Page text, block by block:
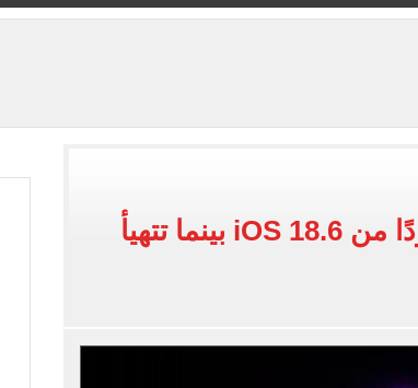
للقبول بمدارس الثانوي العام لـ220 درجة
توصيات بالتحقيق في تمويل الإرهاب
توجه بالالتزام بموعد الاطلاع على كراسة الإجابة
مرئياً؟
آبل تطرح تحديثًا محدودًا من iOS 18.6 بينما تتهيأ